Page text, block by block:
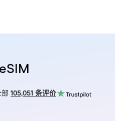
部 105,051 条评价